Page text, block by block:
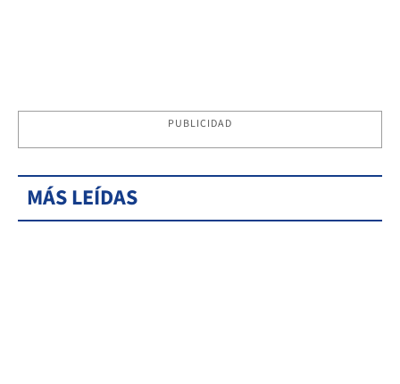
PUBLICIDAD
MÁS LEÍDAS